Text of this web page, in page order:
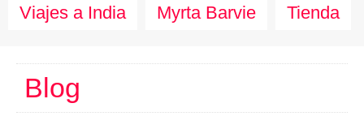
Viajes a India
Myrta Barvie Tienda
Blog